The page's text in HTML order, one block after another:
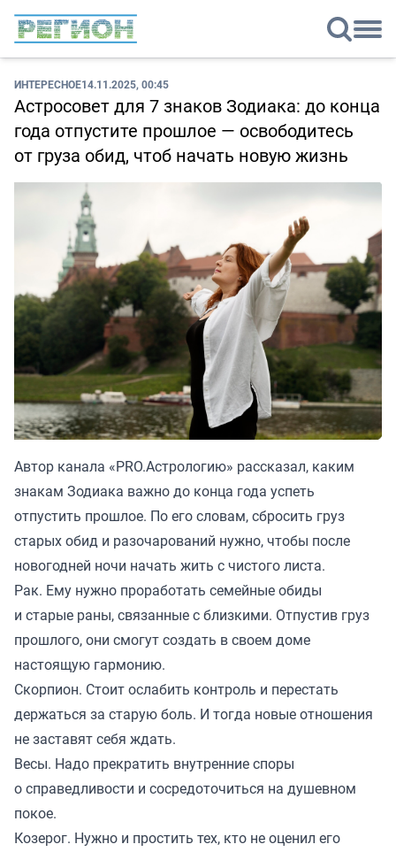
ИНТЕРЕСНОЕ14.11.2025, 00:45
Астросовет для 7 знаков Зодиака: до конца
года отпустите прошлое — освободитесь
от груза обид, чтоб начать новую жизнь
Автор канала «PRO.Астрологию» рассказал, каким
знакам Зодиака важно до конца года успеть
отпустить прошлое. По его словам, сбросить груз
старых обид и разочарований нужно, чтобы после
новогодней ночи начать жить с чистого листа.
Рак. Ему нужно проработать семейные обиды
и старые раны, связанные с близкими. Отпустив груз
прошлого, они смогут создать в своем доме
настоящую гармонию.
Скорпион. Стоит ослабить контроль и перестать
держаться за старую боль. И тогда новые отношения
не заставят себя ждать.
Весы. Надо прекратить внутренние споры
о справедливости и сосредоточиться на душевном
покое.
Козерог. Нужно и простить тех, кто не оценил его